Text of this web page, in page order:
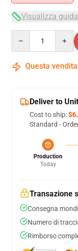
Visualizza
Questa
Deliver to
Cost to ship:
Standard -
Production
Today
Transazione
Consegna
Numero di
Rimborso